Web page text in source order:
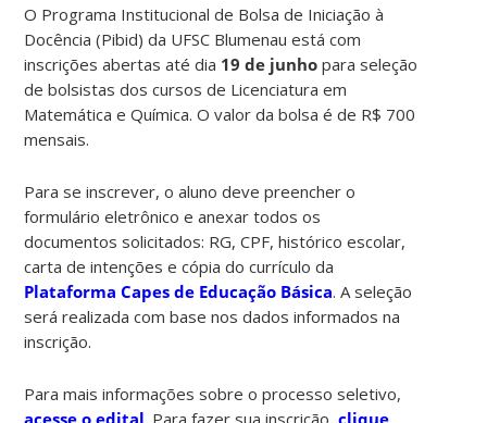
O Programa Institucional de Bolsa de Iniciação à
Docência (Pibid) da UFSC Blumenau está com
inscrições abertas até dia 19 de junho para seleção
de bolsistas dos cursos de Licenciatura em
Matemática e Química. O valor da bolsa é de R$ 700
mensais.
Para se inscrever, o aluno deve preencher o
formulário eletrônico e anexar todos os
documentos solicitados: RG, CPF, histórico escolar,
carta de intenções e cópia do currículo da
Plataforma Capes de Educação Básica. A seleção
será realizada com base nos dados informados na
inscrição.
Para mais informações sobre o processo seletivo,
acesse o edital. Para fazer sua inscrição,clique